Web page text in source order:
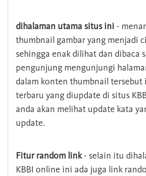
dihalaman utama situs ini -
thumbnail gambar yang menjadi
sehingga enak dilihat dan dibaca
pengunjung mengunjungi
dalam konten thumbnail tersebut
terbaru yang diupdate di situs
anda akan melihat update kata
update.
Fitur random link- selain itu
KBBI online ini ada juga link